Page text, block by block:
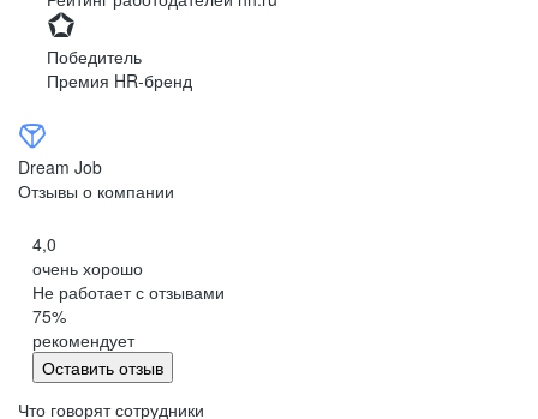
Победитель
Премия HR-бренд
Dream Job
Отзывы о компании
4,0
очень хорошо
Не работает с отзывами
75%
рекомендует
Оставить отзыв
Что говорят сотрудники